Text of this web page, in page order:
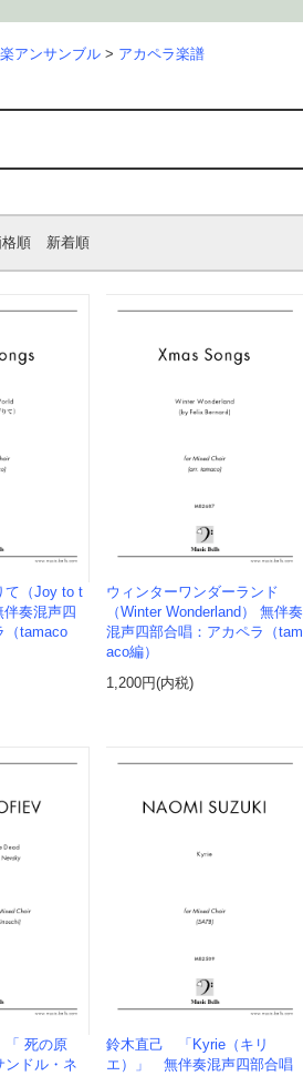
アンサンブル > アカペラ楽譜
順 新着順
て（Joy to t
奏混声四
（tamaco
ウィンターワンダーランド
（Winter Wonderland） 無伴奏
混声四部合唱：アカペラ（tam
aco編）
1,200円(内税)
死の原
ンドル・ネ
鈴木直己 「Kyrie（キリ
エ）」 無伴奏混声四部合唱